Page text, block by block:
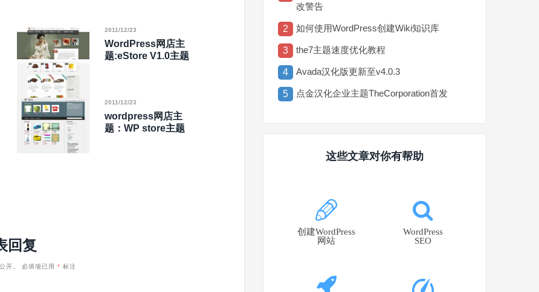
2011/12/23
WordPress网店主
题:eStore V1.0主题
2011/12/23
wordpress网店主
题：WP store主题
回复
开。 必填项已用 * 标注
改警告
2 如何使用WordPress创建Wiki知识库
3 the7主题速度优化教程
4 Avada汉化版更新至v4.0.3
5 点金汉化企业主题TheCorporation首发
这些文章对你有帮助
创建WordPress
网站
WordPress
SEO